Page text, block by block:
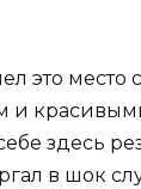
это место
и
здесь
в шок